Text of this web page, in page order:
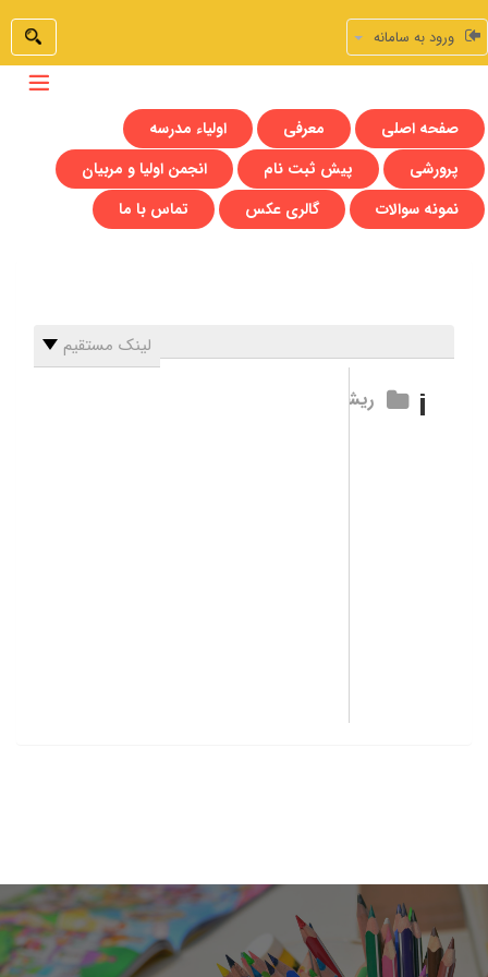
ورود به سامانه
صفحه اصلی معرفی
اولیاء مدرسه
پرورشی
پیش ثبت نام
انجمن اولیا و مربیان
نمونه سوالات
گالری عکس تماس با ما
لینک مستقیم
ریشه اصلی